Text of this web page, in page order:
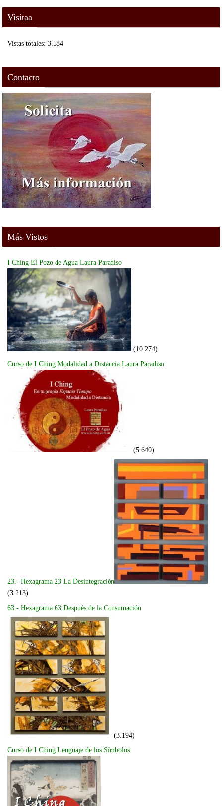
Visitaa
Vistas totales: 3.584
Contacto
Más Vistos
I Ching El Pozo de Agua Laura Paradiso
(10.274)
Curso de I Ching Modalidad a Distancia Laura Paradiso
(5.640)
23.- Hexagrama 23 La Desintegración
(3.213)
63.- Hexagrama 63 Después de la Consumación
(3.194)
Curso de I Ching Lenguaje de los Símbolos